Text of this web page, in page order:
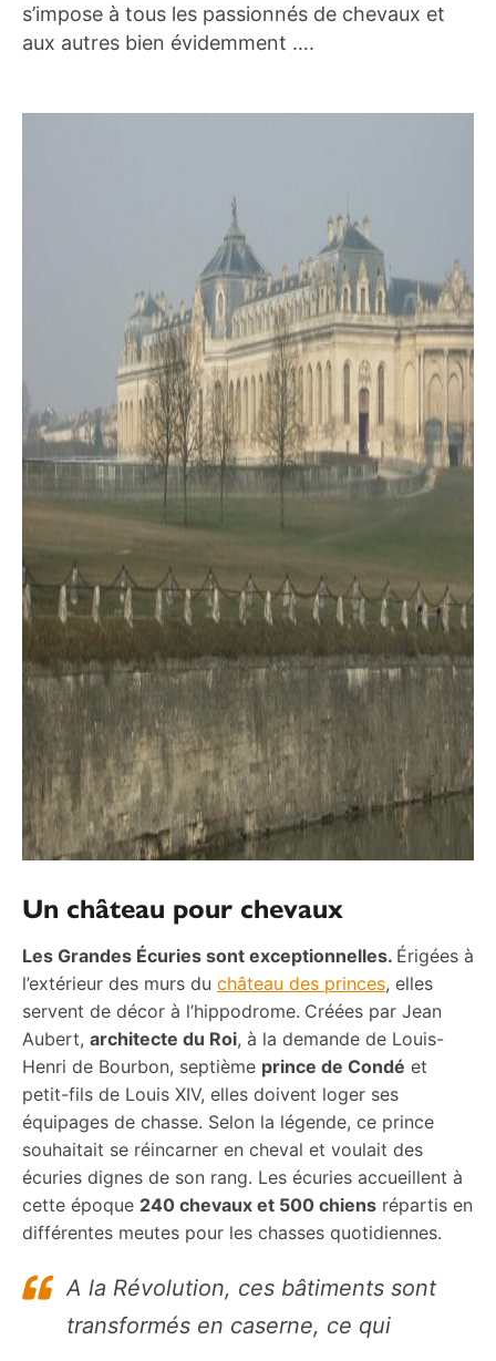
s’impose à tous les passionnés de chevaux et
aux autres bien évidemment ….
Un château pour chevaux
Les Grandes Écuries sont exceptionnelles. Érigées à
l’extérieur des murs du château des princes, elles
servent de décor à l’hippodrome. Créées par Jean
Aubert, architecte du Roi, à la demande de Louis-
Henri de Bourbon, septième prince de Condé et
petit-fils de Louis XIV, elles doivent loger ses
équipages de chasse. Selon la légende, ce prince
souhaitait se réincarner en cheval et voulait des
écuries dignes de son rang. Les écuries accueillent à
cette époque 240 chevaux et 500 chiens répartis en
différentes meutes pour les chasses quotidiennes.
A la Révolution, ces bâtiments sont
transformés en caserne, ce qui